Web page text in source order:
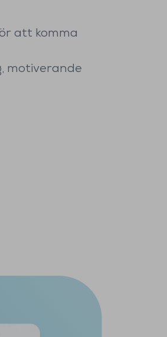
att komma
motiverande